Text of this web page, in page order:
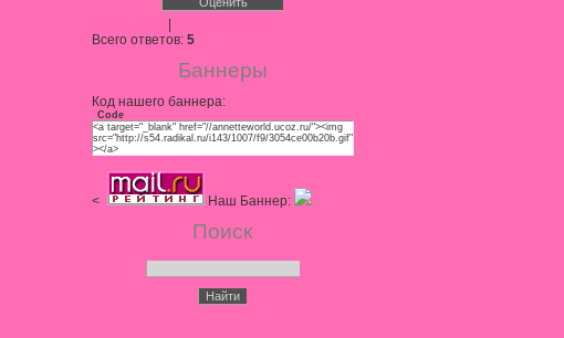
Всего ответов: 5
Баннеры
Код нашего баннера:
Code
<a target="_blank" href="//annetteworld.ucoz.ru/"><img
src="http://s54.radikal.ru/i143/1007/f9/3054ce00b20b.gif"
></a>
< Наш Баннер:
Поиск